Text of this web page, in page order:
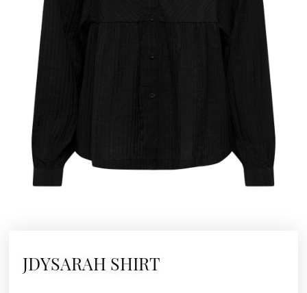
JDYSARAH SHIRT